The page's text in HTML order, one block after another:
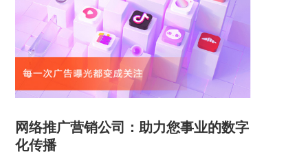
网络推广营销公司：助力您事业的数字
化传播